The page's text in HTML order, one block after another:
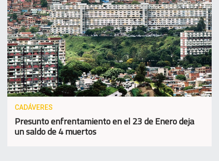
CADÁVERES
Presunto enfrentamiento en el 23 de Enero deja
un saldo de 4 muertos